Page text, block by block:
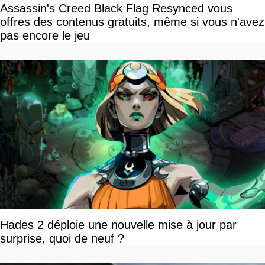
Assassin's Creed Black Flag Resynced vous
offres des contenus gratuits, même si vous n'avez
pas encore le jeu
Hades 2 déploie une nouvelle mise à jour par
surprise, quoi de neuf ?